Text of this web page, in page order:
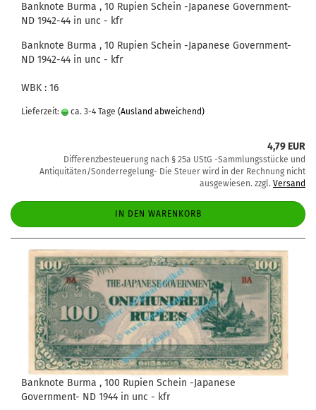
Banknote Burma , 10 Rupien Schein -Japanese Government-
ND 1942-44 in unc - kfr
Banknote Burma , 10 Rupien Schein -Japanese Government-
ND 1942-44 in unc - kfr
WBK : 16
Lieferzeit: ca. 3-4 Tage (Ausland abweichend)
4,79 EUR
Differenzbesteuerung nach § 25a UStG -Sammlungsstücke und
Antiquitäten/Sonderregelung- Die Steuer wird in der Rechnung nicht
ausgewiesen. zzgl. Versand
IN DEN WARENKORB
Banknote Burma , 100 Rupien Schein -Japanese
Government- ND 1944 in unc - kfr